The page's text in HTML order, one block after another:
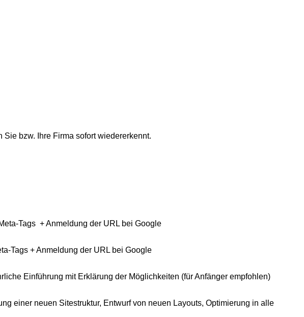
Sie bzw. Ihre Firma sofort wiedererkennt.
Tags + Anmeldung der URL bei Google
Tags + Anmeldung der URL bei Google
Einführung mit Erklärung der Möglichkeiten (für Anfänger empfohlen)
einer neuen Sitestruktur, Entwurf von neuen Layouts, Optimierung in alle